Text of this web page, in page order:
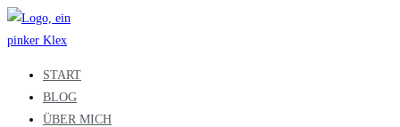
Zum
Inhalt
START
BLOG
ÜBER MICH